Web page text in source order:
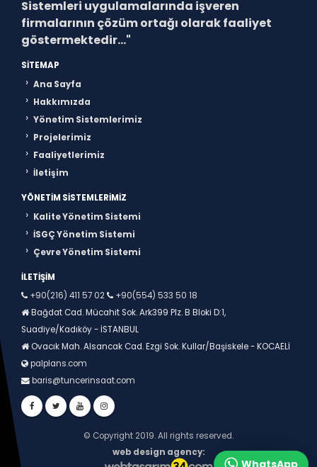
Sistemleri uygulamalarında işveren
firmalarının çözüm ortağı olarak faaliyet
göstermektedir..."
SITEMAP
Ana Sayfa
Hakkımızda
Yönetim Sistemlerimiz
Projelerimiz
Faaliyetlerimiz
İletişim
YÖNETIM SISTEMLERIMIZ
Kalite Yönetim Sistemi
İSGÇ Yönetim Sistemi
Çevre Yönetim Sistemi
İLETIŞIM
+90(216) 411 57 02
+90(554) 533 50 18
Bağdat Cad. Mücahit Sok. Ark399 Plz. B Bloki D:1,
Suadiye/Kadıköy - İSTANBUL
Ovacık Mah. Alsancak Cad. Ezgi Sok. Kullar/Başiskele - KOCAELİ
palplans.com
baris@tuncerinsaat.com
© Copyright 2019. All rights reserved.
web design agency
WhatsApp